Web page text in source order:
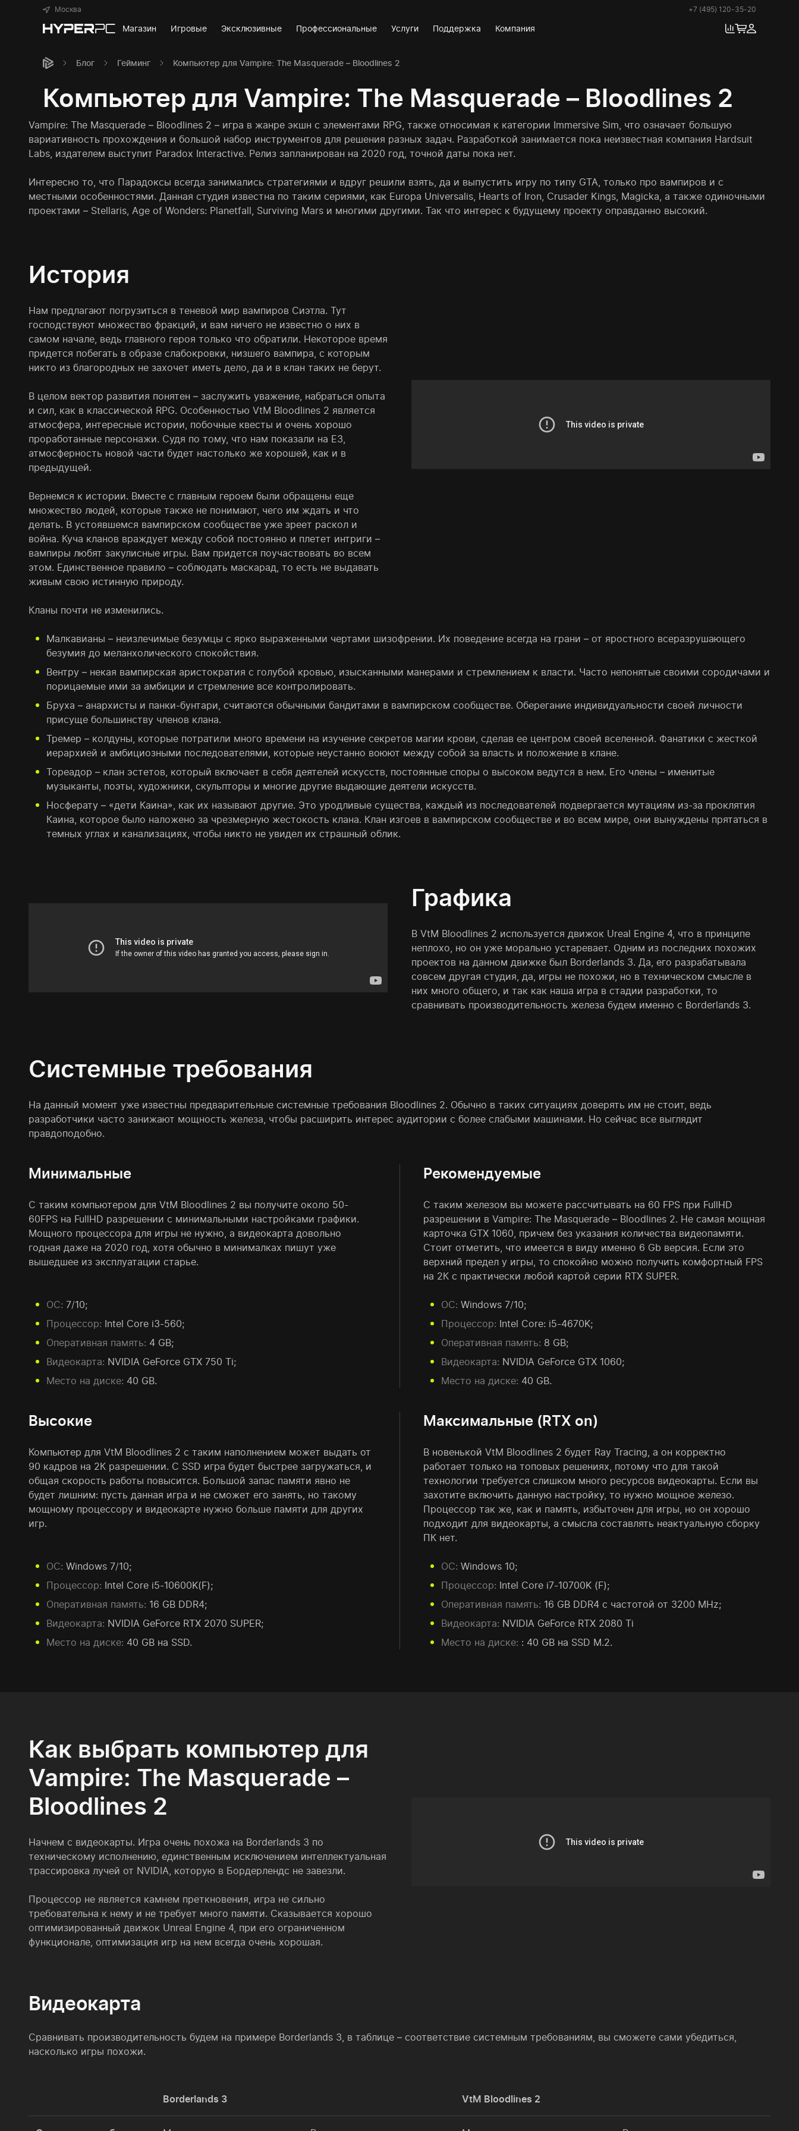
Москва +7 (495) 120-35-20
Магазин Игровые Эксклюзивные Профессиональные Услуги Поддержка Компания
Блог Гейминг Компьютер для Vampire: The Masquerade – Bloodlines 2
Компьютер для Vampire: The Masquerade – Bloodlines 2
Vampire: The Masquerade – Bloodlines 2 – игра в жанре экшн с элементами RPG, также относимая к категории Immersive Sim, что означает большую
вариативность прохождения и большой набор инструментов для решения разных задач. Разработкой занимается пока неизвестная компания Hardsuit
Labs, издателем выступит Paradox Interactive. Релиз запланирован на 2020 год, точной даты пока нет.
Интересно то, что Парадоксы всегда занимались стратегиями и вдруг решили взять, да и выпустить игру по типу GTA, только про вампиров и с
местными особенностями. Данная студия известна по таким сериями, как Europa Universalis, Hearts of Iron, Crusader Kings, Magicka, а также одиночными
проектами – Stellaris, Age of Wonders: Planetfall, Surviving Mars и многими другими. Так что интерес к будущему проекту оправданно высокий.
История
Нам предлагают погрузиться в теневой мир вампиров Сиэтла. Тут
господствуют множество фракций, и вам ничего не известно о них в
самом начале, ведь главного героя только что обратили. Некоторое время
придется побегать в образе слабокровки, низшего вампира, с которым
никто из благородных не захочет иметь дело, да и в клан таких не берут.
В целом вектор развития понятен – заслужить уважение, набраться опыта
и сил, как в классической RPG. Особенностью VtM Bloodlines 2 является
атмосфера, интересные истории, побочные квесты и очень хорошо
проработанные персонажи. Судя по тому, что нам показали на E3,
атмосферность новой части будет настолько же хорошей, как и в
предыдущей.
Вернемся к истории. Вместе с главным героем были обращены еще
множество людей, которые также не понимают, чего им ждать и что
делать. В устоявшемся вампирском сообществе уже зреет раскол и
война. Куча кланов враждует между собой постоянно и плетет интриги –
вампиры любят закулисные игры. Вам придется поучаствовать во всем
этом. Единственное правило – соблюдать маскарад, то есть не выдавать
живым свою истинную природу.
Кланы почти не изменились.
Малкавианы – неизлечимые безумцы с ярко выраженными чертами шизофрении. Их поведение всегда на грани – от яростного всеразрушающего
безумия до меланхолического спокойствия.
Вентру – некая вампирская аристократия с голубой кровью, изысканными манерами и стремлением к власти. Часто непонятые своими сородичами и
порицаемые ими за амбиции и стремление все контролировать.
Бруха – анархисты и панки-бунтари, считаются обычными бандитами в вампирском сообществе. Оберегание индивидуальности своей личности
присуще большинству членов клана.
Тремер – колдуны, которые потратили много времени на изучение секретов магии крови, сделав ее центром своей вселенной. Фанатики с жесткой
иерархией и амбициозными последователями, которые неустанно воюют между собой за власть и положение в клане.
Тореадор – клан эстетов, который включает в себя деятелей искусств, постоянные споры о высоком ведутся в нем. Его члены – именитые
музыканты, поэты, художники, скульпторы и многие другие выдающие деятели искусств.
Носферату – «дети Каина», как их называют другие. Это уродливые существа, каждый из последователей подвергается мутациям из-за проклятия
Каина, которое было наложено за чрезмерную жестокость клана. Клан изгоев в вампирском сообществе и во всем мире, они вынуждены прятаться в
темных углах и канализациях, чтобы никто не увидел их страшный облик.
Графика
В VtM Bloodlines 2 используется движок Ureal Engine 4, что в принципе
неплохо, но он уже морально устаревает. Одним из последних похожих
проектов на данном движке был Borderlands 3. Да, его разрабатывала
совсем другая студия, да, игры не похожи, но в техническом смысле в
них много общего, и так как наша игра в стадии разработки, то
сравнивать производительность железа будем именно с Borderlands 3.
Системные требования
На данный момент уже известны предварительные системные требования Bloodlines 2. Обычно в таких ситуациях доверять им не стоит, ведь
разработчики часто занижают мощность железа, чтобы расширить интерес аудитории с более слабыми машинами. Но сейчас все выглядит
правдоподобно.
Минимальные
С таким компьютером для VtM Bloodlines 2 вы получите около 50-
60FPS на FullHD разрешении с минимальными настройками графики.
Мощного процессора для игры не нужно, а видеокарта довольно
годная даже на 2020 год, хотя обычно в минималках пишут уже
вышедшее из эксплуатации старье.
ОС: 7/10;
Процессор: Intel Core i3-560;
Оперативная память: 4 GB;
Видеокарта: NVIDIA GeForce GTX 750 Ti;
Место на диске: 40 GB.
Рекомендуемые
С таким железом вы можете рассчитывать на 60 FPS при FullHD
разрешении в Vampire: The Masquerade – Bloodlines 2. Не самая мощная
карточка GTX 1060, причем без указания количества видеопамяти.
Стоит отметить, что имеется в виду именно 6 Gb версия. Если это
верхний предел у игры, то спокойно можно получить комфортный FPS
на 2К с практически любой картой серии RTX SUPER.
ОС: Windows 7/10;
Процессор: Intel Core: i5-4670K;
Оперативная память: 8 GB;
Видеокарта: NVIDIA GeForce GTX 1060;
Место на диске: 40 GB.
Высокие
Компьютер для VtM Bloodlines 2 с таким наполнением может выдать от
90 кадров на 2К разрешении. С SSD игра будет быстрее загружаться, и
общая скорость работы повысится. Большой запас памяти явно не
будет лишним: пусть данная игра и не сможет его занять, но такому
мощному процессору и видеокарте нужно больше памяти для других
игр.
ОС: Windows 7/10;
Процессор: Intel Core i5-10600K(F);
Оперативная память: 16 GB DDR4;
Видеокарта: NVIDIA GeForce RTX 2070 SUPER;
Место на диске: 40 GB на SSD.
Максимальные (RTX on)
В новенькой VtM Bloodlines 2 будет Ray Tracing, а он корректно
работает только на топовых решениях, потому что для такой
технологии требуется слишком много ресурсов видеокарты. Если вы
захотите включить данную настройку, то нужно мощное железо.
Процессор так же, как и память, избыточен для игры, но он хорошо
подходит для видеокарты, а смысла составлять неактуальную сборку
ПК нет.
ОС: Windows 10;
Процессор: Intel Core i7-10700K (F);
Оперативная память: 16 GB DDR4 с частотой от 3200 MHz;
Видеокарта: NVIDIA GeForce RTX 2080 Ti
Место на диске: : 40 GB на SSD M.2.
Как выбрать компьютер для
Vampire: The Masquerade –
Bloodlines 2
Начнем с видеокарты. Игра очень похожа на Borderlands 3 по
техническому исполнению, единственным исключением интеллектуальная
трассировка лучей от NVIDIA, которую в Бордерлендс не завезли.
Процессор не является камнем преткновения, игра не сильно
требовательна к нему и не требует много памяти. Сказывается хорошо
оптимизированный движок Unreal Engine 4, при его ограниченном
функционале, оптимизация игр на нем всегда очень хорошая.
Видеокарта
Сравнивать производительность будем на примере Borderlands 3, в таблице – соответствие системным требованиям, вы сможете сами убедиться,
насколько игры похожи.
Borderlands 3 VtM Bloodlines 2